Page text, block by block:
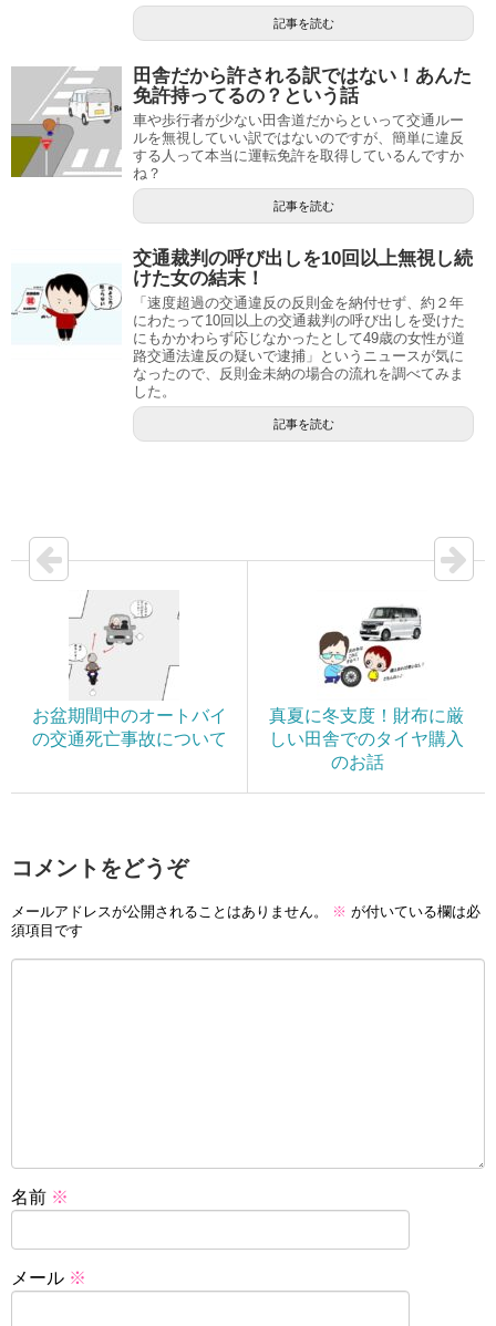
記事を読む
田舎だから許される訳ではない！あんた
免許持ってるの？という話
車や歩行者が少ない田舎道だからといって交通ルー
ルを無視していい訳ではないのですが、簡単に違反
する人って本当に運転免許を取得しているんですか
ね？
記事を読む
交通裁判の呼び出しを10回以上無視し続
けた女の結末！
「速度超過の交通違反の反則金を納付せず、約２年
にわたって10回以上の交通裁判の呼び出しを受けた
にもかかわらず応じなかったとして49歳の女性が道
路交通法違反の疑いで逮捕」というニュースが気に
なったので、反則金未納の場合の流れを調べてみま
した。
記事を読む
お盆期間中のオートバイ
の交通死亡事故について
真夏に冬支度！財布に厳
しい田舎でのタイヤ購入
のお話
コメントをどうぞ
メールアドレスが公開されることはありません。 ※ が付いている欄は必
須項目です
名前 ※
メール ※